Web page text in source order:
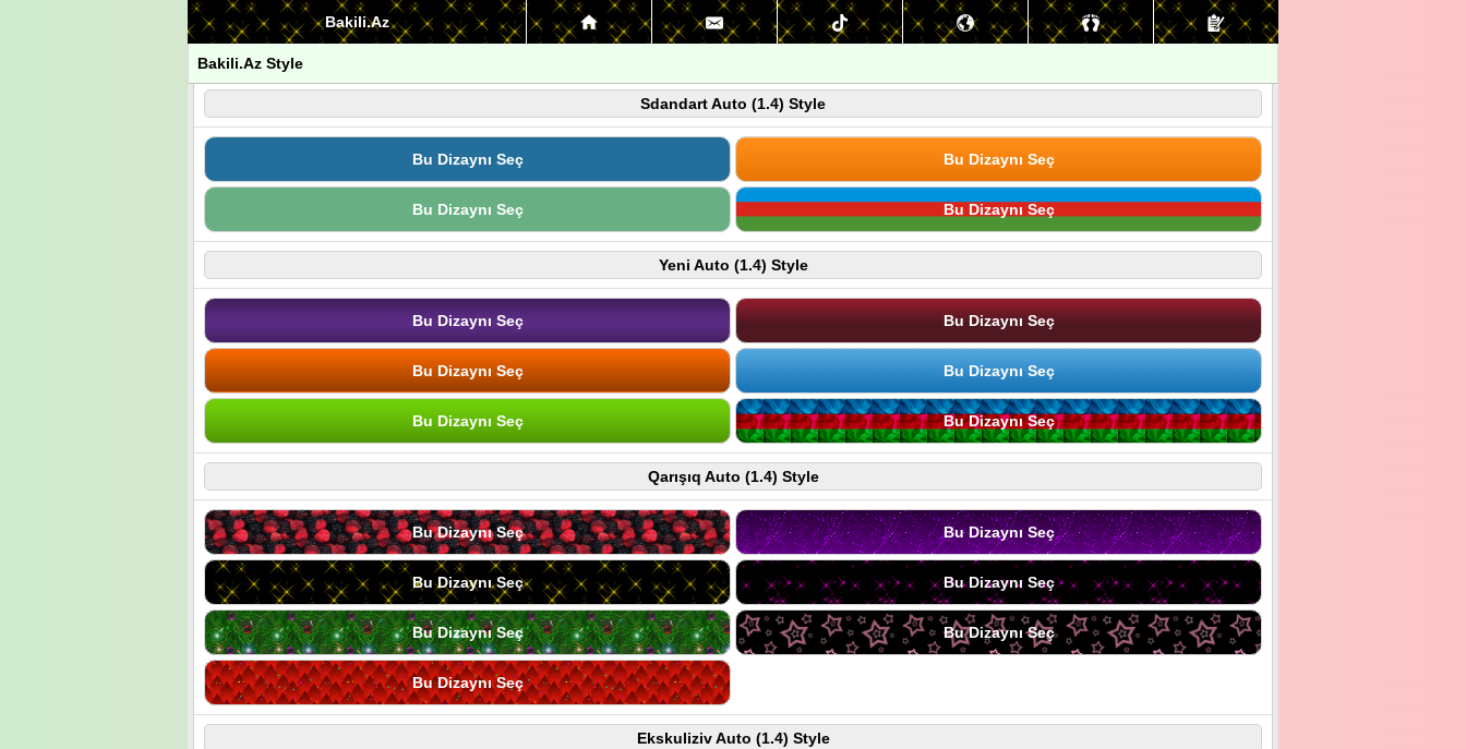
Bakili.Az
Bakili.Az Style
Sdandart Auto (1.4) Style
Bu Dizaynı Seç Bu Dizaynı Seç
Bu Dizaynı Seç Bu Dizaynı Seç
Yeni Auto (1.4) Style
Bu Dizaynı Seç Bu Dizaynı Seç
Bu Dizaynı Seç Bu Dizaynı Seç
Bu Dizaynı Seç Bu Dizaynı Seç
Qarışıq Auto (1.4) Style
Bu Dizaynı Seç Bu Dizaynı Seç
Bu Dizaynı Seç Bu Dizaynı Seç
Bu Dizaynı Seç Bu Dizaynı Seç
Bu Dizaynı Seç
Ekskuliziv Auto (1.4) Style